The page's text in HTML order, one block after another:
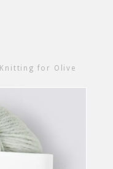
Knitting for Olive